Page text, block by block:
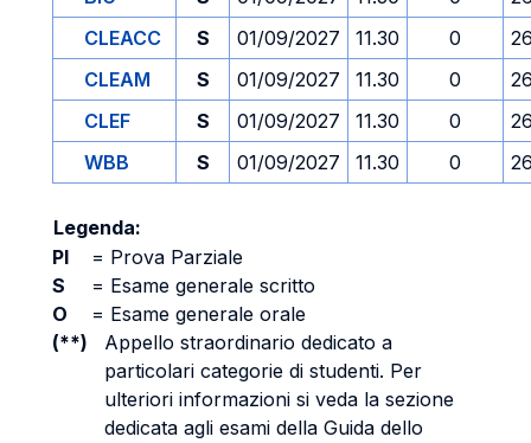
CLEACC
S 01/09/2027 11.30 0
CLEAM
S 01/09/2027 11.30 0
CLEF
S 01/09/2027 11.30 0
WBB
S 01/09/2027 11.30 0
Legenda:
PI
= Prova Parziale
S
= Esame generale scritto
O
= Esame generale orale
(**)
Appello straordinario dedicato a
particolari categorie di studenti. Per
ulteriori informazioni si veda la sezione
dedicata agli esami della Guida dello